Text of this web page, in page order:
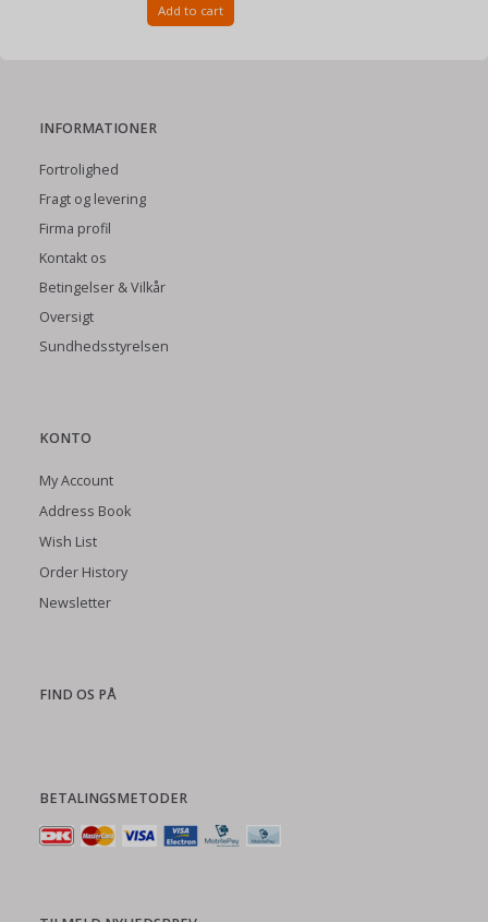
Add to cart
INFORMATIONER
Fortrolighed
Fragt og levering
Firma profil
Kontakt os
Betingelser & Vilkår
Oversigt
Sundhedsstyrelsen
KONTO
My Account
Address Book
Wish List
Order History
Newsletter
FIND OS PÅ
BETALINGSMETODER